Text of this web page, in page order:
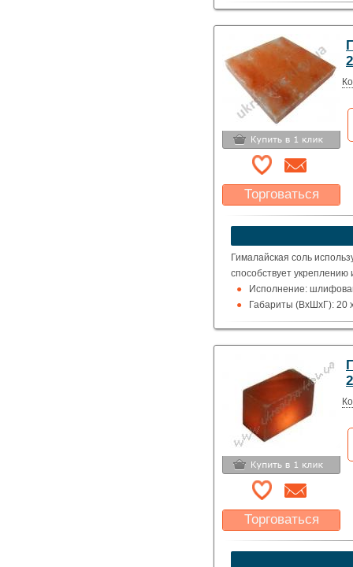
Торговаться
Какая цена Вас
устроит?
Указать цену
Гималайская соль
способствует
Исполнение:
Габариты (ВхШхГ): 20
Торговаться
Какая цена Вас
устроит?